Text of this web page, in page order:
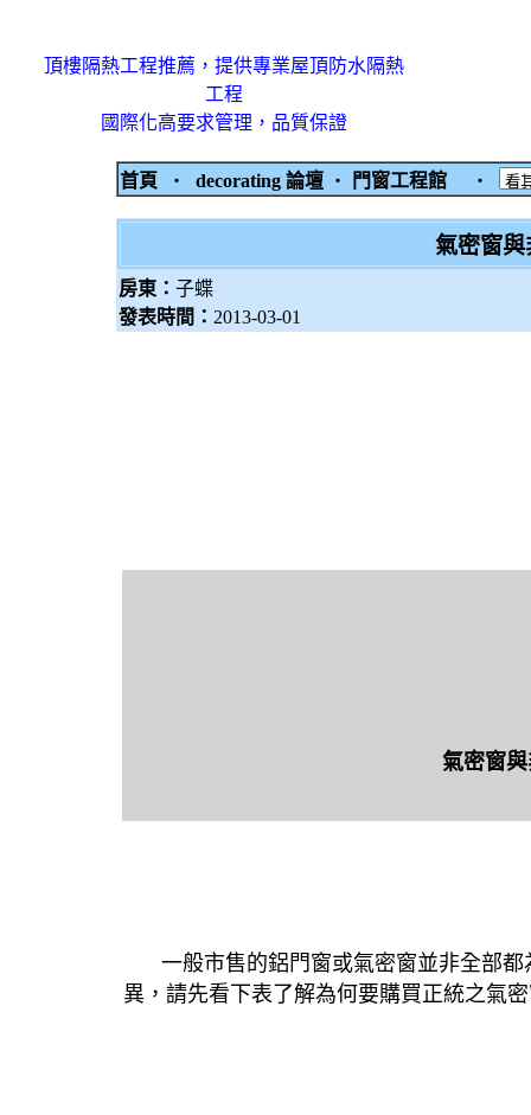
頂樓隔熱工程推薦，提供專業屋頂防水隔熱
工程
國際化高要求管理，品質保證
首頁 ‧ decorating 論壇 ‧ 門窗工程館 ‧
氣密窗與
房東： 子蝶
發表時間： 2013-03-01
氣密窗
一般市售的鋁門窗或氣密窗並非全部
異，請先看下表了解為何要購買正統之氣